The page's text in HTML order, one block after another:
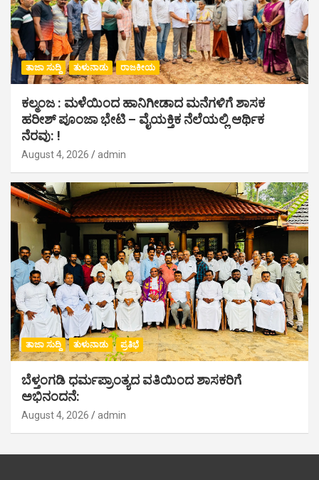
ತಾಜಾ ಸುದ್ದಿ ತುಳುನಾಡು ರಾಜಕೀಯ
ಕಲ್ಮಂಜ : ಮಳೆಯಿಂದ ಹಾನಿಗೀಡಾದ ಮನೆಗಳಿಗೆ ಶಾಸಕ
ಹರೀಶ್ ಪೂಂಜಾ ಭೇಟಿ – ವೈಯಕ್ತಿಕ ನೆಲೆಯಲ್ಲಿ ಆರ್ಥಿಕ‌
ನೆರವು: !
August 4, 2026 admin
ತಾಜಾ ಸುದ್ದಿ ತುಳುನಾಡು ಪ್ರತಿಭೆ
ಬೆಳ್ತಂಗಡಿ ಧರ್ಮಪ್ರಾಂತ್ಯದ ವತಿಯಿಂದ ಶಾಸಕರಿಗೆ
ಅಭಿನಂದನೆ:
August 4, 2026 admin